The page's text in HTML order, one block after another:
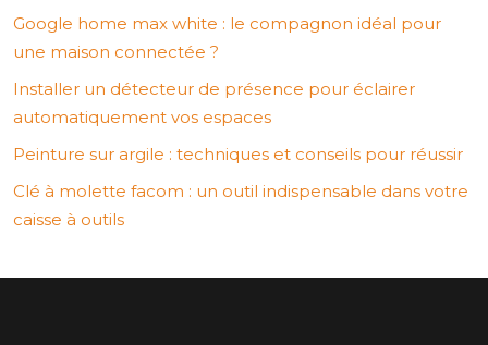
Google home max white : le compagnon idéal pour
une maison connectée ?
Installer un détecteur de présence pour éclairer
automatiquement vos espaces
Peinture sur argile : techniques et conseils pour réussir
Clé à molette facom : un outil indispensable dans votre
caisse à outils